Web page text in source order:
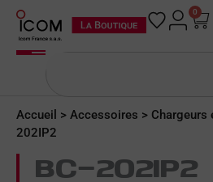
Aller
contenu
0
Accueil > Accessoires > Chargeurs
202IP2
BC-202IP2